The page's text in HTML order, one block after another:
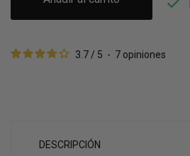
3.7 / 5 - 7 opiniones
DESCRIPCIÓN